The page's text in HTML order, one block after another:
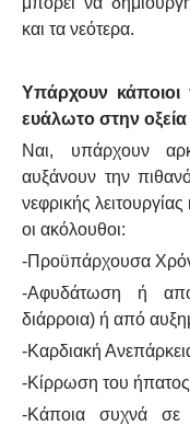
και τα νεότερα.
Υπάρχουν
ευάλωτο στην
Ναι, υπάρχουν
αυξάνουν την
νεφρικής
οι ακόλουθοι:
-Προϋπάρχουσα
-Αφυδάτωση ή
διάρροια) ή από
-Καρδιακή
-Κίρρωση του ήπατος
-Κάποια συχνά σε